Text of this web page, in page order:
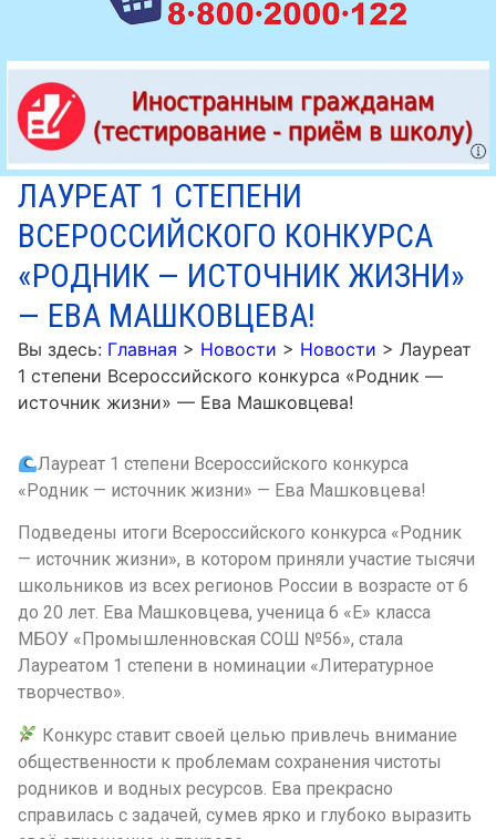
ЛАУРЕАТ 1 СТЕПЕНИ
ВСЕРОССИЙСКОГО КОНКУРСА
«РОДНИК — ИСТОЧНИК ЖИЗНИ»
— ЕВА МАШКОВЦЕВА!
Вы здесь: Главная > Новости > Новости > Лауреат
1 степени Всероссийского конкурса «Родник —
источник жизни» — Ева Машковцева!
Лауреат 1 степени Всероссийского конкурса
«Родник — источник жизни» — Ева Машковцева!
Подведены итоги Всероссийского конкурса «Родник
— источник жизни», в котором приняли участие тысячи
школьников из всех регионов России в возрасте от 6
до 20 лет. Ева Машковцева, ученица 6 «Е» класса
МБОУ «Промышленновская СОШ №56», стала
Лауреатом 1 степени в номинации «Литературное
творчество».
Конкурс ставит своей целью привлечь внимание
общественности к проблемам сохранения чистоты
родников и водных ресурсов. Ева прекрасно
справилась с задачей, сумев ярко и глубоко выразить